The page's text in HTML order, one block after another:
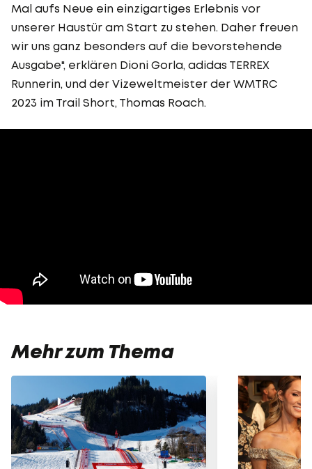
Mal aufs Neue ein einzigartiges Erlebnis vor
unserer Haustür am Start zu stehen. Daher freuen
wir uns ganz besonders auf die bevorstehende
Ausgabe", erklären Dioni Gorla, adidas TERREX
Runnerin, und der Vizeweltmeister der WMTRC
2023 im Trail Short, Thomas Roach.
Mehr zum Thema